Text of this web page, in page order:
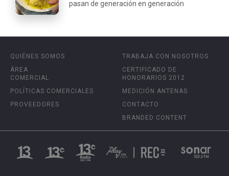
pasan de generación en generación
QUIÉNES SOMOS
ÁREA
COMERCIAL
POLÍTICAS COMERCIALES
PROVEEDORES
TRABAJA CON NOSOTROS
CERTIFICADO DE
HONORARIOS 2012
MEDICIÓN ANTENAS
CONTACTO
BRANDED CONTENT